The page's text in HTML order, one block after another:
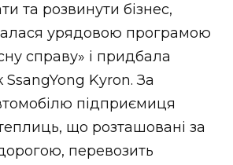
та розвинути бізнес,
урядовою програмою
справу» і придбала
Kyron. За
підприємиця
що розташовані за
перевозить